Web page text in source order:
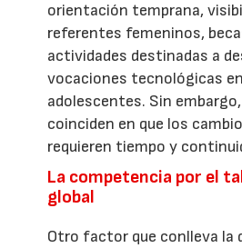
orientación temprana,
referentes femeninos,
actividades destinadas a
vocaciones tecnológicas
adolescentes. Sin
coinciden en que los
requieren tiempo y
La competencia por el
global
Otro factor que conlleva la